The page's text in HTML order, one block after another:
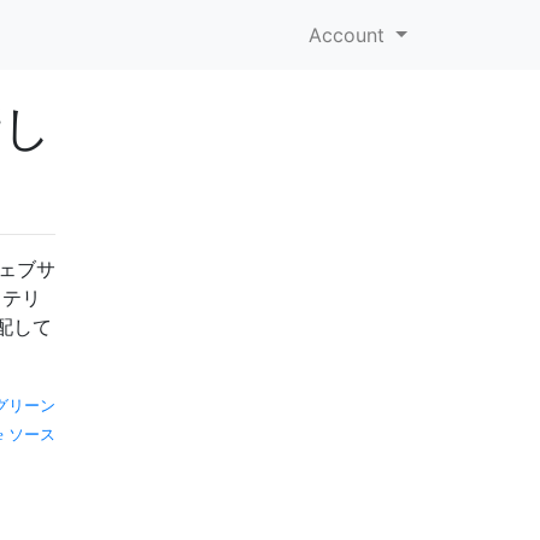
Account
ブサ
リ
して
リーン
ソース